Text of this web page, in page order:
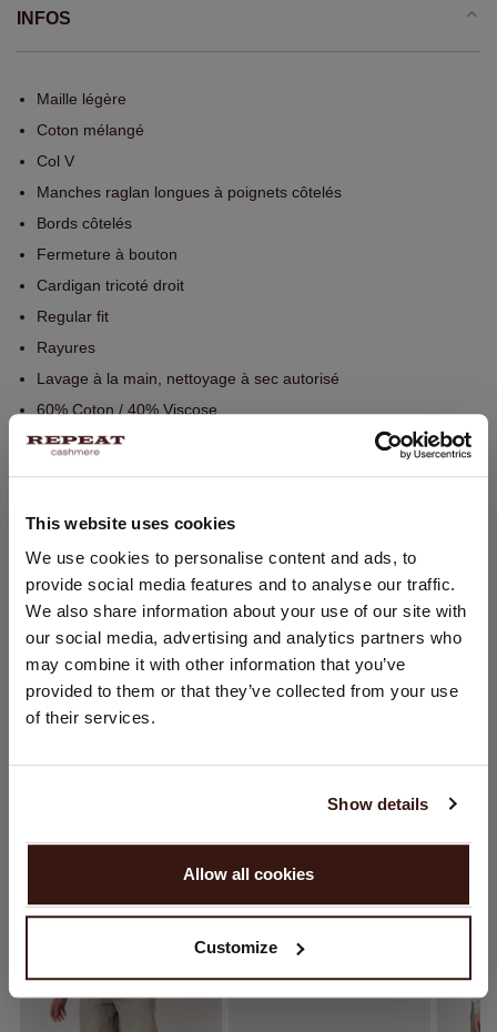
This website uses cookies
We use cookies to personalise content and ads, to
provide social media features and to analyse our traffic.
We also share information about your use of our site with
our social media, advertising and analytics partners who
may combine it with other information that you’ve
provided to them or that they’ve collected from your use
of their services.
Show details
Allow all cookies
Customize
INFOS
Maille légère
Coton mélangé
Col V
Manches raglan longues à poignets côtelés
Bords côtelés
Fermeture à bouton
Cardigan tricoté droit
Regular fit
Rayures
Lavage à la main, nettoyage à sec autorisé
60% Coton / 40% Viscose
ENTRETIEN
CHANGER DE PAYS
Vous visitez Repeat cashmere depuis Pays - Bas (€).
Souhaitez-vous mettre à jour votre localisation ?
États-Unis ($)
CONTINUER